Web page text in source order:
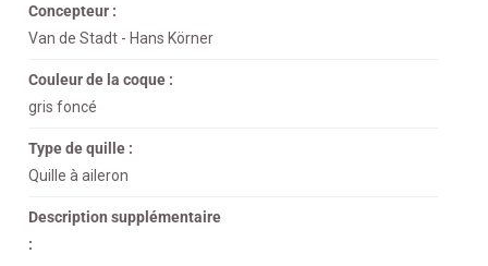
Concepteur :
Van de Stadt - Hans Körner
Couleur de la coque :
gris foncé
Type de quille :
Quille à aileron
Description supplémentaire
: